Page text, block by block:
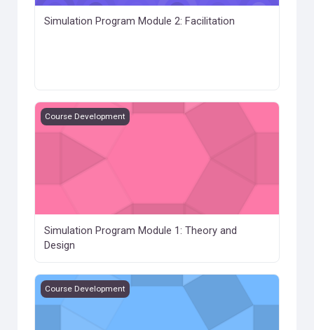
Simulation Program Module 2: Facilitation
Simulation Program Module 1: Theory and Design
Course Development
Simulation Program Module 1: Theory and
Design
Simulation Module 4: Evaluation &amp; Scholarship
Course Development